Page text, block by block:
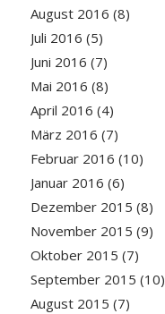
August 2016 (8)
Juli 2016 (5)
Juni 2016 (7)
Mai 2016 (8)
April 2016 (4)
März 2016 (7)
Februar 2016 (10)
Januar 2016 (6)
Dezember 2015 (8)
November 2015 (9)
Oktober 2015 (7)
September 2015 (10)
August 2015 (7)